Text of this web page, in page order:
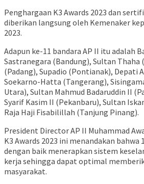
Penghargaan K3 Awards 2023 dan
diberikan langsung oleh Kemenaker
2023.
Adapun ke-11 bandara AP II itu adalah
Sastranegara (Bandung), Sultan Thaha
(Padang), Supadio (Pontianak), Depati
Soekarno-Hatta (Tangerang),
Utara), Sultan Mahmud Badaruddin II
Syarif Kasim II (Pekanbaru), Sultan
Raja Haji Fisabilillah (Tanjung Pinang).
President Director AP II Muhammad
K3 Awards 2023 ini menandakan bahwa
dengan baik menerapkan sistem
kerja sehingga dapat optimal
masyarakat.